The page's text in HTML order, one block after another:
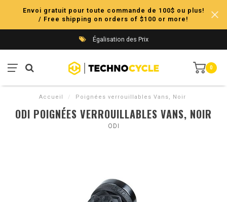
Envoi gratuit pour toute commande de 100$ ou plus!
/ Free shipping on orders of $100 or more!
Égalisation des Prix
0
Accueil / Poignées verrouillables Vans, Noir
ODI POIGNÉES VERROUILLABLES VANS, NOIR
ODI